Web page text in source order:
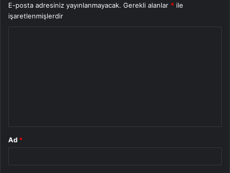
E-posta adresiniz yayınlanmayacak. Gerekli alanlar * ile
işaretlenmişlerdir
Ad *